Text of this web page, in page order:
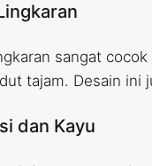
sangat
tajam. Desain ini
dan Kayu